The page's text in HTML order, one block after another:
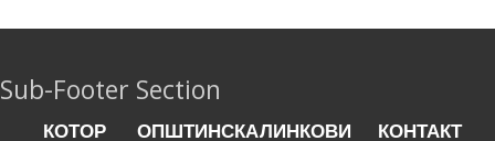
Sub-Footer Section
КОТОР
ОПШТИНСКАЛИНКОВИ КОНТАКТ